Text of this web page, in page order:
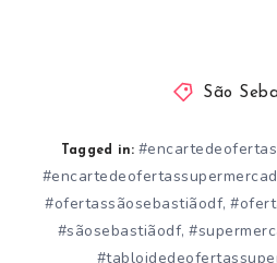
São
Tagged in:
#ofertassãosebastiãodf,
#sãosebastiãodf,